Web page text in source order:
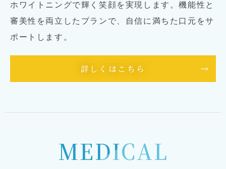
ホワイトニングで輝く笑顔を実現します。機能性と
審美性を両立したプランで、自信に満ちた口元をサ
ポートします。
詳しくはこちら
MEDICAL